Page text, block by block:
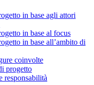
in base agli attori
in base al focus
in base all’ambito di
coinvolte
progetto
responsabilità